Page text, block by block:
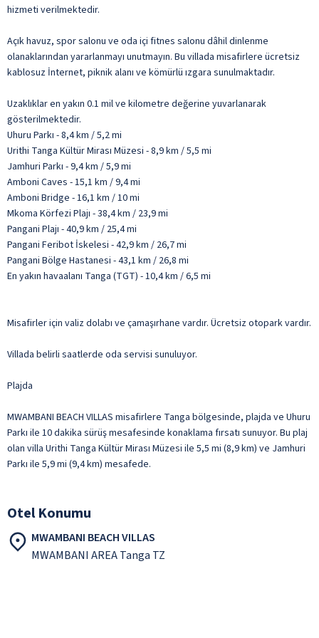
hizmeti verilmektedir.
Açık havuz, spor salonu ve oda içi fitnes salonu dâhil dinlenme
olanaklarından yararlanmayı unutmayın. Bu villada misafirlere ücretsiz
kablosuz İnternet, piknik alanı ve kömürlü ızgara sunulmaktadır.
Uzaklıklar en yakın 0.1 mil ve kilometre değerine yuvarlanarak
gösterilmektedir.
Uhuru Parkı - 8,4 km / 5,2 mi
Urithi Tanga Kültür Mirası Müzesi - 8,9 km / 5,5 mi
Jamhuri Parkı - 9,4 km / 5,9 mi
Amboni Caves - 15,1 km / 9,4 mi
Amboni Bridge - 16,1 km / 10 mi
Mkoma Körfezi Plajı - 38,4 km / 23,9 mi
Pangani Plajı - 40,9 km / 25,4 mi
Pangani Feribot İskelesi - 42,9 km / 26,7 mi
Pangani Bölge Hastanesi - 43,1 km / 26,8 mi
En yakın havaalanı Tanga (TGT) - 10,4 km / 6,5 mi
Misafirler için valiz dolabı ve çamaşırhane vardır. Ücretsiz otopark vardır.
Villada belirli saatlerde oda servisi sunuluyor.
Plajda
MWAMBANI BEACH VILLAS misafirlere Tanga bölgesinde, plajda ve Uhuru
Parkı ile 10 dakika sürüş mesafesinde konaklama fırsatı sunuyor. Bu plaj
olan villa Urithi Tanga Kültür Mirası Müzesi ile 5,5 mi (8,9 km) ve Jamhuri
Parkı ile 5,9 mi (9,4 km) mesafede.
Otel Konumu
MWAMBANI BEACH VILLAS
MWAMBANI AREA Tanga TZ